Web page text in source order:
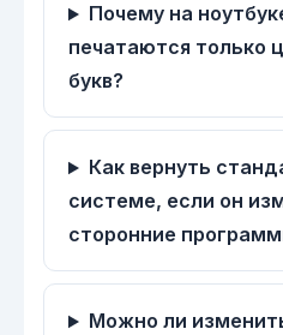
Почему на
печатаются только
букв?
Как вернуть
системе, если он
сторонние
Можно ли